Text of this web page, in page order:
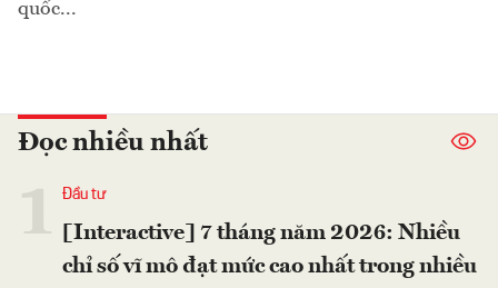
quốc...
Đọc nhiều nhất
Đầu tư
[Interactive] 7 tháng năm 2026: Nhiều
chỉ số vĩ mô đạt mức cao nhất trong nhiều